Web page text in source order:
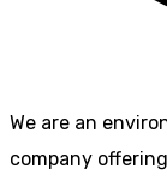
We are an
company